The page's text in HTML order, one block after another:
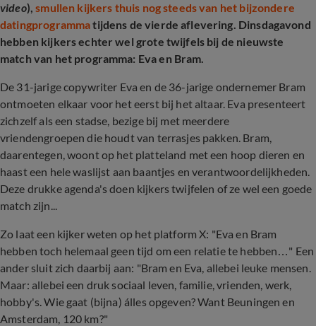
video),smullen kijkers thuis nog steeds van het bijzondere
datingprogrammatijdens de vierde aflevering. Dinsdagavond
hebben kijkers echter wel grote twijfels bij de nieuwste
match van het programma: Eva en Bram.
De 31-jarige copywriter Eva en de 36-jarige ondernemer Bram
ontmoeten elkaar voor het eerst bij het altaar. Eva presenteert
zichzelf als een stadse, bezige bij met meerdere
vriendengroepen die houdt van terrasjes pakken. Bram,
daarentegen, woont op het platteland met een hoop dieren en
haast een hele waslijst aan baantjes en verantwoordelijkheden.
Deze drukke agenda's doen kijkers twijfelen of ze wel een goede
match zijn...
Zo laat een kijker weten op het platform X: "Eva en Bram
hebben toch helemaal geen tijd om een relatie te hebben…" Een
ander sluit zich daarbij aan: "Bram en Eva, allebei leuke mensen.
Maar: allebei een druk sociaal leven, familie, vrienden, werk,
hobby's. Wie gaat (bijna) álles opgeven? Want Beuningen en
Amsterdam, 120 km?"